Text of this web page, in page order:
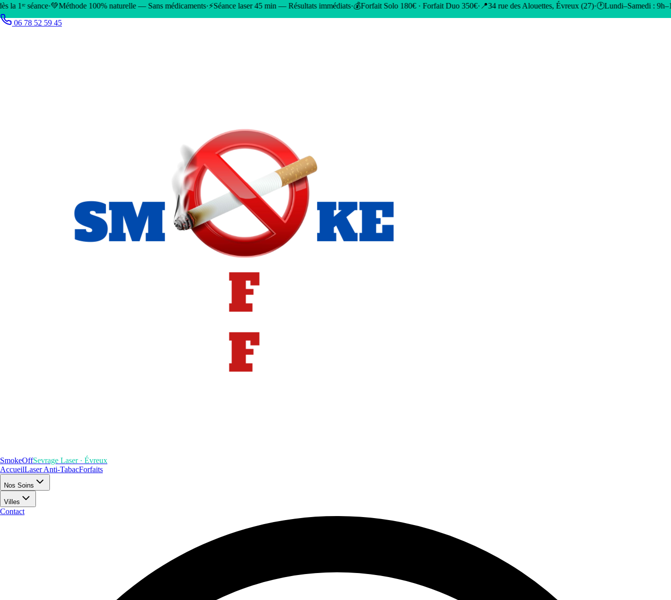
100% naturelle — Sans médicaments·⚡Séance laser 45 min — Résultats immédiats ·💰Forfait Solo 180€ · Forfait Duo 350€·📍34 rue des Alouettes, Évreux (27)·🕐Lundi–Samedi : 9h–19h · Sur rendez-
06 78 52 59 45
SmokeOffSevrage Laser · Évreux
AccueilLaser Anti-TabacForfaits
Nos Soins
Villes
Contact